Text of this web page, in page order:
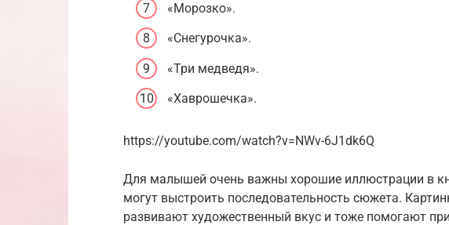
«Морозко».
«Снегурочка».
«Три медведя».
«Хаврошечка».
https://youtube.com/watch?v=NWv-6J1dk6Q
Для малышей очень важны хорошие иллюстрации в
могут выстроить последовательность сюжета.
развивают художественный вкус и тоже помогают